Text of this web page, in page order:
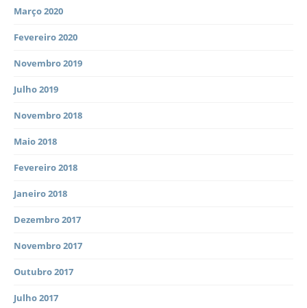
Março 2020
Fevereiro 2020
Novembro 2019
Julho 2019
Novembro 2018
Maio 2018
Fevereiro 2018
Janeiro 2018
Dezembro 2017
Novembro 2017
Outubro 2017
Julho 2017